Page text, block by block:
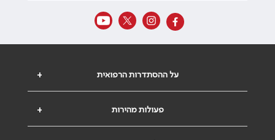
+ על ההסתדרות הרפואית
+ פעולות מהירות